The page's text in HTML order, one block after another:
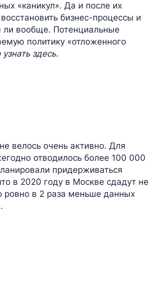
«каникул». Да и после их
бизнес-процессы и
вообще. Потенциальные
политику «отложенного
здесь.
велось очень активно. Для
отводилось более 100 000
придерживаться
в 2020 году в Москве сдадут не
ровно в 2 раза меньше данных